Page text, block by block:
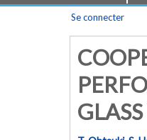
Se connecter